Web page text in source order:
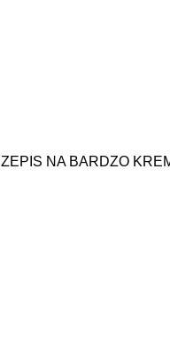
NA BARDZO